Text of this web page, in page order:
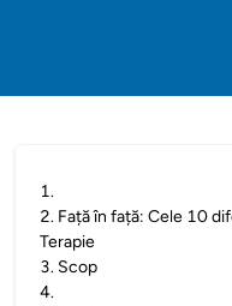
1.
2. Față în față: Cele 10
Terapie
3. Scop
4.